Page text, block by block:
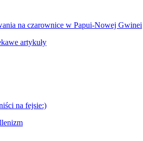
na czarownice w Papui-Nowej Gwinei
artykuły
na fejsie:)